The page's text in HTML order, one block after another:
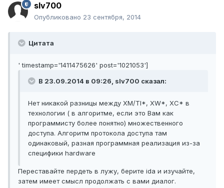
slv700
Опубликовано 23 сентября, 2014
Цитата
' timestamp='1411475626' post='1021053']
В 23.09.2014 в 09:26, slv700 сказал:
Нет никакой разницы между XM/TI*, XW*, XC* в
технологии ( в алгоритме, если это Вам как
программисту более понятно) множественного
доступа. Алгоритм протокола доступа там
одинаковый, разная программная реализация из-за
специфики hardware
Переставайте пердеть в лужу, берите ida и изучайте,
затем имеет смысл продолжать с вами диалог.